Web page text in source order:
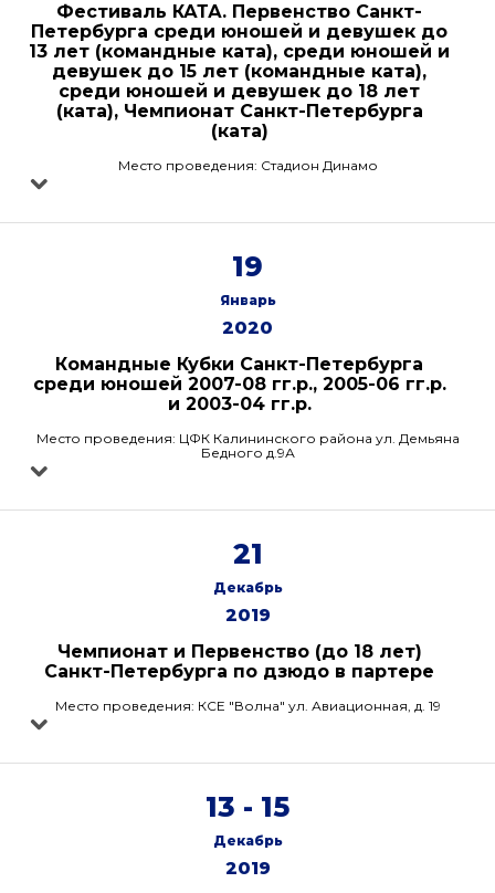
Фестиваль КАТА. Первенство Санкт-
Петербурга среди юношей и девушек до
13 лет (командные ката), среди юношей и
девушек до 15 лет (командные ката),
среди юношей и девушек до 18 лет
(ката), Чемпионат Санкт-Петербурга
(ката)
Место проведения: Стадион Динамо
19
Январь
2020
Командные Кубки Санкт-Петербурга
среди юношей 2007-08 гг.р., 2005-06 гг.р.
и 2003-04 гг.р.
Место проведения: ЦФК Калининского района ул. Демьяна
Бедного д.9А
21
Декабрь
2019
Чемпионат и Первенство (до 18 лет)
Санкт-Петербурга по дзюдо в партере
Место проведения: КСЕ "Волна" ул. Авиационная, д. 19
13 - 15
Декабрь
2019